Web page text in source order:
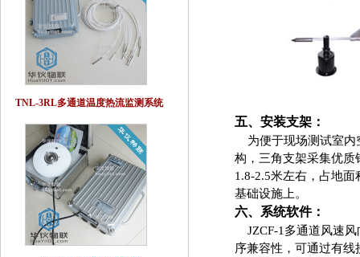
五、安装支架：
为便于现场测试室内
构，三角支架采集优质
1.8-2.5米左右，占地
基础设施上。
六、系统软件：
JZCF-1多通道风速风
序兼容性，可通过有
TNL-3RL多通道温度热流监测系统